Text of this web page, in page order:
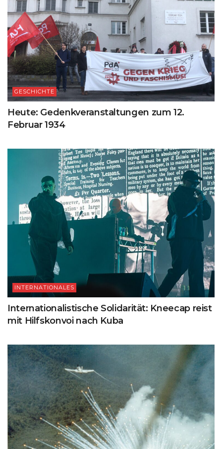
GESCHICHTE
Heute: Gedenkveranstaltungen zum 12.
Februar 1934
INTERNATIONALES
Internationalistische Solidarität: Kneecap reist
mit Hilfskonvoi nach Kuba